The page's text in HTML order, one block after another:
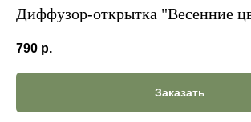
Диффузор-открытка "Весенние
790 р.
Заказать